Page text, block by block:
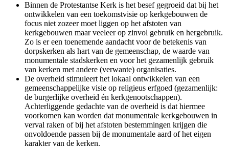
Binnen de Protestantse Kerk is het besef gegroeid dat bij het
ontwikkelen van een toekomstvisie op kerkgebouwen de
focus niet zozeer moet liggen op het afstoten van
kerkgebouwen maar veeleer op zinvol gebruik en hergebruik.
Zo is er een toenemende aandacht voor de betekenis van
dorpskerken als hart van de gemeenschap, de waarde van
monumentale stadskerken en voor het gezamenlijk gebruik
van kerken met andere (verwante) organisaties.
De overheid stimuleert het lokaal ontwikkelen van een
gemeenschappelijke visie op religieus erfgoed (gezamenlijk:
de burgerlijke overheid én kerkgenootschappen).
Achterliggende gedachte van de overheid is dat hiermee
voorkomen kan worden dat monumentale kerkgebouwen in
verval raken of bij het afstoten bestemmingen krijgen die
onvoldoende passen bij de monumentale aard of het eigen
karakter van de kerken.